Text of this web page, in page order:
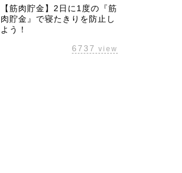
【筋肉貯金】2日に1度の『筋
肉貯金』で寝たきりを防止し
よう！
6737 view